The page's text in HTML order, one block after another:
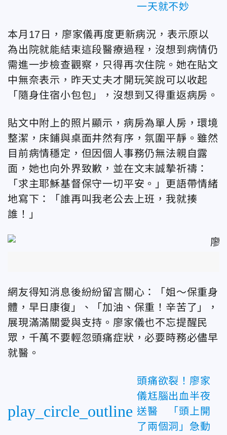
一天就不妙
本月17日，廖家儀再度更新病況，表示原以
為出院就能結束這段醫療過程，沒想到病情仍
需進一步檢查觀察，只得再次住院。她在貼文
中無奈表示，昨天丈夫才開玩笑說可以收起
「隨身住宿小包包」，沒想到又得重返病房。
貼文中附上的照片顯示，病房為單人房，環境
整潔，床鋪與桌面井然有序，氛圍平靜。雖然
目前病情穩定，但因個人事務仍無法親自露
面，她也向外界致歉，並在文末誠摯祈禱：
「求主耶穌基督保守一切平安。」更語帶情緒
地寫下：「誰再叫我老公去上班，我就揍
誰！」
網友得知消息後紛紛留言關心：「姐～保重身
體，早日康復」、「加油、保重！辛苦了」，
展現滿滿關愛與支持。廖家儀也不忘提醒民
眾，千萬不要輕忽頭痛症狀，必要時務必儘早
就醫。
play_circle_outline
頭痛欲裂！廖家
儀尪腦出血半夜
送醫 「頭上開
了兩個洞」急動